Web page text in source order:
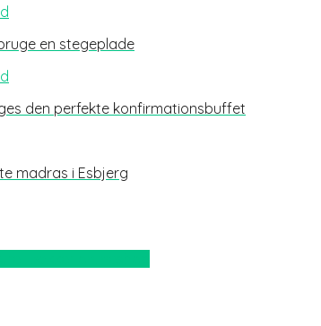
en stegeplade
den perfekte konfirmationsbuffet
madras i Esbjerg